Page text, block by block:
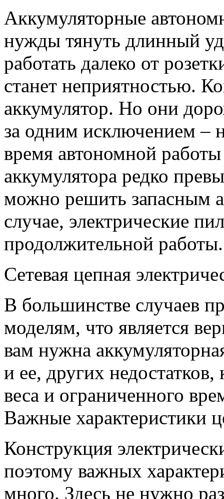
Аккумуляторные
нужды тянуть длинный
работать далеко от
станет неприятностью.
аккумулятор. Но они
за одним исключением –
время автономной
аккумулятора редко
можно решить запасным
случае, электрические
продолжительной работы.
Сетевая цепная
В большинстве случаев
моделям, что является
вам нужна
и ее, других
веса и ограниченного
Важные характеристики
Конструкция
поэтому важных
много. Здесь не нужно